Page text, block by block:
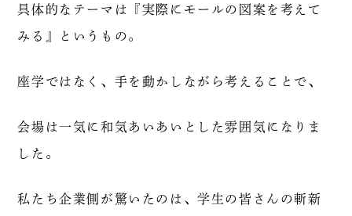
具体的なテーマは『実際にモールの図案を考えて
みる』というもの。
座学ではなく、手を動かしながら考えることで、
会場は一気に和気あいあいとした雰囲気になりま
した。
私たち企業側が驚いたのは、学生の皆さんの斬新